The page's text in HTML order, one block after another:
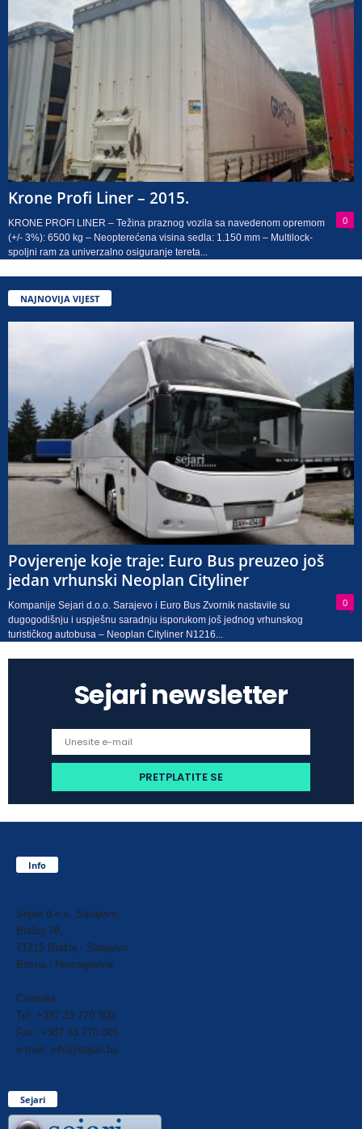
Krone Profi Liner – 2015.
0
KRONE PROFI LINER – Težina praznog vozila sa navedenom opremom
(+/- 3%): 6500 kg – Neopterećena visina sedla: 1.150 mm – Multilock-
spoljni ram za univerzalno osiguranje tereta...
NAJNOVIJA VIJEST
Povjerenje koje traje: Euro Bus preuzeo još
jedan vrhunski Neoplan Cityliner
0
Kompanije Sejari d.o.o. Sarajevo i Euro Bus Zvornik nastavile su
dugogodišnju i uspješnu saradnju isporukom još jednog vrhunskog
turističkog autobusa – Neoplan Cityliner N1216...
Sejari newsletter
Info
Sejari d.o.o. Sarajevo
Blažuj 78,
71215 Blažuj - Sarajevo
Bosna i Hercegovina
Centrala:
Tel: +387 33 770 300
Fax: +387 33 770 301
e-mail: info@sejari.ba
Sejari